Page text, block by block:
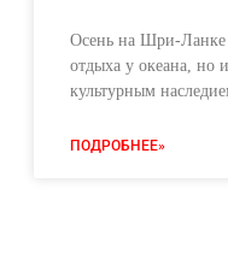
Осень на Шри-Ланке
отдыха у океана, но
культурным
ПОДРОБНЕЕ»